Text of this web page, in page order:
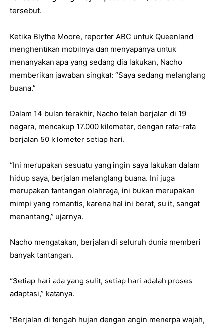
tersebut.
Ketika Blythe Moore, reporter ABC untuk Queenland
menghentikan mobilnya dan menyapanya untuk
menanyakan apa yang sedang dia lakukan, Nacho
memberikan jawaban singkat: “Saya sedang melanglang
buana.”
Dalam 14 bulan terakhir, Nacho telah berjalan di 19
negara, mencakup 17.000 kilometer, dengan rata-rata
berjalan 50 kilometer setiap hari.
“Ini merupakan sesuatu yang ingin saya lakukan dalam
hidup saya, berjalan melanglang buana. Ini juga
merupakan tantangan olahraga, ini bukan merupakan
mimpi yang romantis, karena hal ini berat, sulit, sangat
menantang,” ujarnya.
Nacho mengatakan, berjalan di seluruh dunia memberi
banyak tantangan.
“Setiap hari ada yang sulit, setiap hari adalah proses
adaptasi,” katanya.
“Berjalan di tengah hujan dengan angin menerpa wajah,